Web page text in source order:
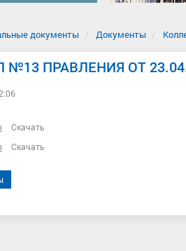
документы Документы
№13 ПРАВЛЕНИЯ ОТ
Скачать
Скачать